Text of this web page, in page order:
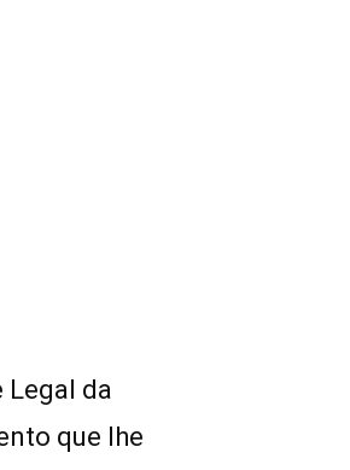
Legal da
que lhe